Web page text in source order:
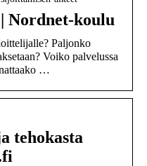
Nordnet-koulu
Paljonko
Voiko palvelussa
…
tehokasta